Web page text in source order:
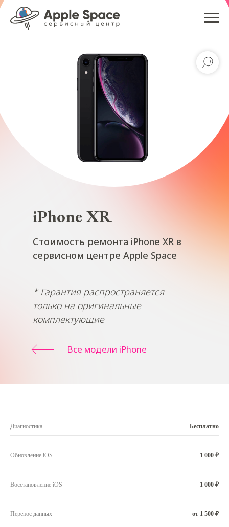
Все модели iPhone
Стоимость ремонта iPhone XR в
сервисном центре Apple Space
* Гарантия распространяется
только на оригинальные
комплектующие
iPhone XR
Диагностика Бесплатно
Обновление iOS 1 000 ₽
Восстановление iOS 1 000 ₽
Перенос данных от 1 500 ₽